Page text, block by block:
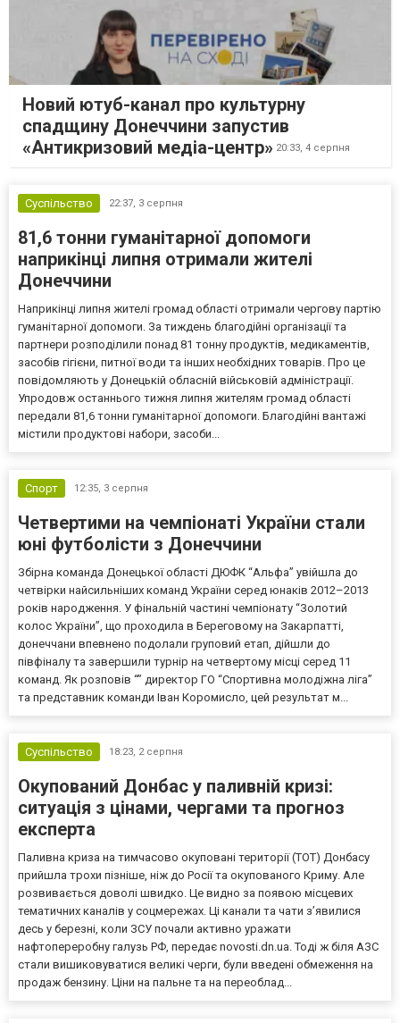
Новий ютуб-канал про культурну
спадщину Донеччини запустив
«Антикризовий медіа-центр» 20:33, 4 серпня
Суспільство 22:37, 3 серпня
81,6 тонни гуманітарної допомоги
наприкінці липня отримали жителі
Донеччини
Наприкінці липня жителі громад області отримали чергову партію
гуманітарної допомоги. За тиждень благодійні організації та
партнери розподілили понад 81 тонну продуктів, медикаментів,
засобів гігієни, питної води та інших необхідних товарів. Про це
повідомляють у Донецькій обласній військовій адміністрації.
Упродовж останнього тижня липня жителям громад області
передали 81,6 тонни гуманітарної допомоги. Благодійні вантажі
містили продуктові набори, засоби...
Спорт 12:35, 3 серпня
Четвертими на чемпіонаті України стали
юні футболісти з Донеччини
Збірна команда Донецької області ДЮФК “Альфа” увійшла до
четвірки найсильніших команд України серед юнаків 2012–2013
років народження. У фінальній частині чемпіонату “Золотий
колос України”, що проходила в Береговому на Закарпатті,
донеччани впевнено подолали груповий етап, дійшли до
півфіналу та завершили турнір на четвертому місці серед 11
команд. Як розповів “” директор ГО “Спортивна молодіжна ліга”
та представник команди Іван Коромисло, цей результат м...
Суспільство 18:23, 2 серпня
Окупований Донбас у паливній кризі:
ситуація з цінами, чергами та прогноз
експерта
Паливна криза на тимчасово окуповані території (ТОТ) Донбасу
прийшла трохи пізніше, ніж до Росії та окупованого Криму. Але
розвивається доволі швидко. Це видно за появою місцевих
тематичних каналів у соцмережах. Ці канали та чати з’явилися
десь у березні, коли ЗСУ почали активно уражати
нафтопереробну галузь РФ, передає novosti.dn.ua. Тоді ж біля АЗС
стали вишиковуватися великі черги, були введені обмеження на
продаж бензину. Ціни на пальне та на переоблад...